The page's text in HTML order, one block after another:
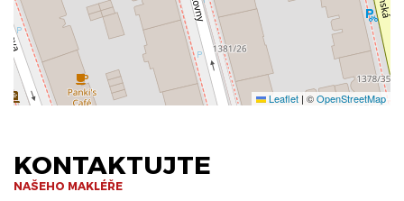
Leaflet | ©OpenStreetMap
KONTAKTUJTE
NAŠEHO MAKLÉŘE